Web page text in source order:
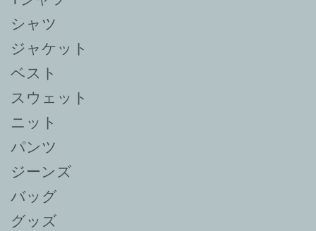
シャツ
ジャケット
ベスト
スウェット
ニット
パンツ
ジーンズ
バッグ
グッズ